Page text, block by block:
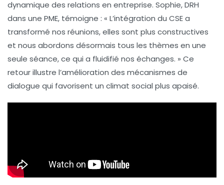
dynamique des relations en entreprise. Sophie, DRH
dans une PME, témoigne : « L’intégration du CSE a
transformé nos réunions, elles sont plus constructives
et nous abordons désormais tous les thèmes en une
seule séance, ce qui a fluidifié nos échanges. » Ce
retour illustre l’amélioration des mécanismes de
dialogue qui favorisent un climat social plus apaisé.